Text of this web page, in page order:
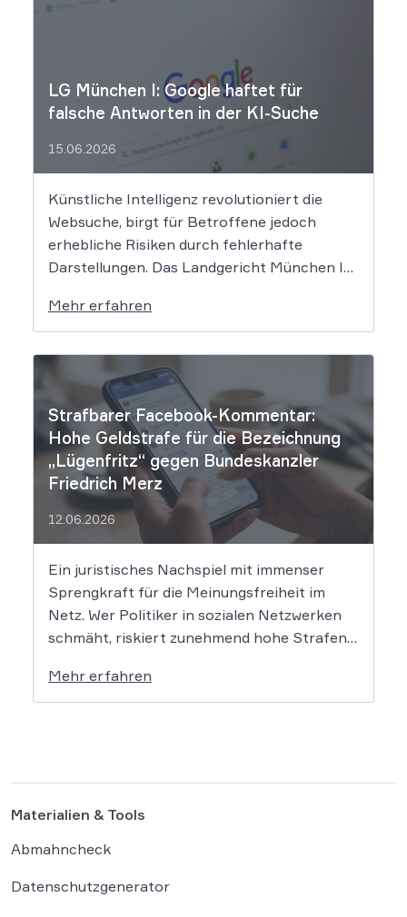
LG München I: Google haftet für
falsche Antworten in der KI-Suche
15.06.2026
Künstliche Intelligenz revolutioniert die
Websuche, birgt für Betroffene jedoch
erhebliche Risiken durch fehlerhafte
Darstellungen. Das Landgericht München I
rechtliche Grenzen. Werden durch die
automatisierten KI-Zusammenfassungen
falsche Tatsachen verbreitet, greift die
unmittelbare Haftung des
Suchmaschinenbetreibers. Das Landgericht
München I (LG München I) hat in […]
Mehr erfahren
Strafbarer Facebook-Kommentar:
Hohe Geldstrafe für die Bezeichnung
„Lügenfritz“ gegen Bundeskanzler
Friedrich Merz
12.06.2026
Ein juristisches Nachspiel mit immenser
Sprengkraft für die Meinungsfreiheit im
Netz. Wer Politiker in sozialen Netzwerken
schmäht, riskiert zunehmend hohe Strafen.
einen Facebook-Nutzer eine empfindliche
Geldstrafe verhängt, weil dieser den
Mehr erfahren
Materialien & Tools
Abmahncheck
Datenschutzgenerator